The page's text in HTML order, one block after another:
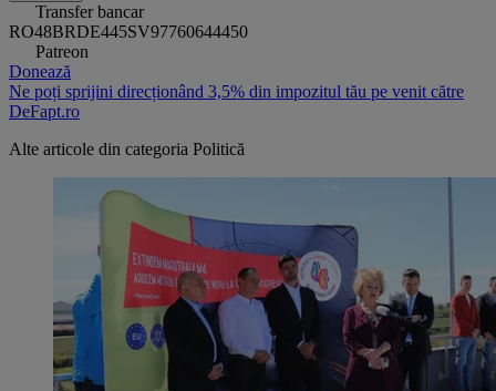
Transfer bancar
RO48BRDE445SV97760644450
Patreon
Donează
Ne poți sprijini direcționând 3,5% din impozitul tău pe venit către
DeFapt.ro
Alte articole din categoria Politică